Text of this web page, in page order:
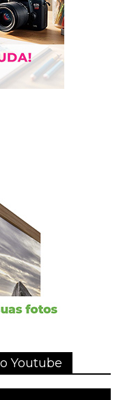
Youtube